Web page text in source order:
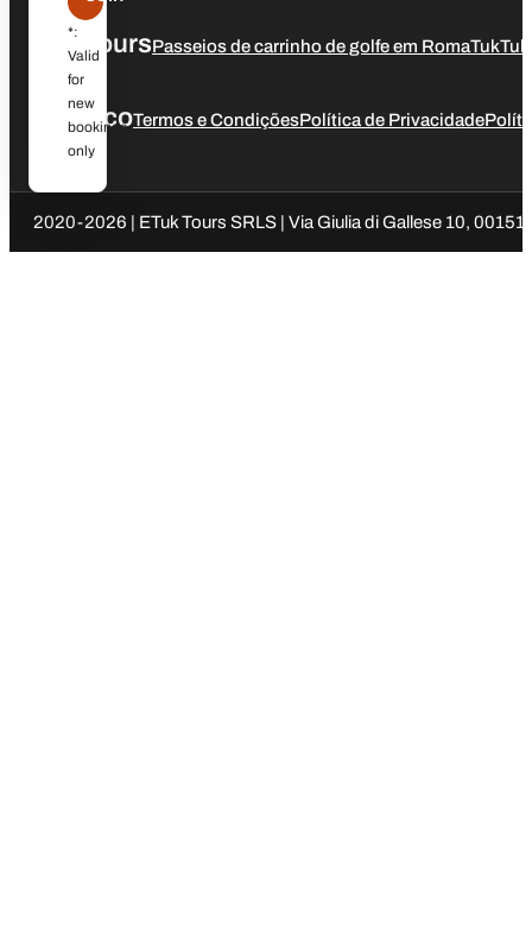
Our ToursPasseios de carrinho de golfe em Roma
JurídicoTermos e CondiçõesPolítica de Privacidade
2020-2026 | ETuk Tours SRLS | Via Giulia di Gallese 10,
*:
Valid
for
new
bookings
only